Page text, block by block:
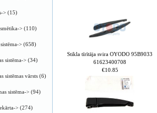
Stikla tīrītāja svira OYODO 95B9033
61623400708
€10.85
> (15)
> (110)
> (658)
sistēma-> (34)
sistēmas vārsts (6)
sistēma-> (94)
> (274)